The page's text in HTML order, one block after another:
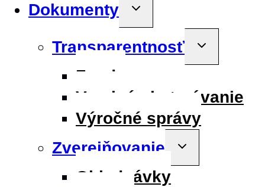
Dokumenty
Toggle
menu
Transparentnosť
Toggle
menu
Fondy
Verejné obstarávanie
Výročné správy
Zverejňovanie
Toggle
menu
Objednávky